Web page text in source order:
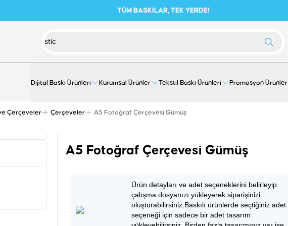
TÜM BASKILAR, TEK YERDE!
Dijital Baskı Ürünleri Kurumsal Ürünler Tekstil Baskı Ürünleri Promosyon Ürünler
Çerçeveler Çerçeveler A5 Fotoğraf Çerçevesi Gümüş
A5 Fotoğraf Çerçevesi Gümüş
Ürün detayları ve adet seçeneklerini belirleyip
çalışma dosyanızı yükleyerek siparişinizi
oluşturabilirsiniz.Baskılı ürünlerde seçtiğiniz adet
seçeneği için sadece bir adet tasarım